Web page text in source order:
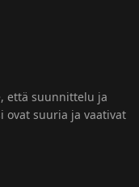
että suunnittelu ja
ovat suuria ja vaativat